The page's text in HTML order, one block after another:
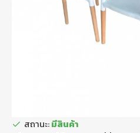
สถานะ:มีสินค้า